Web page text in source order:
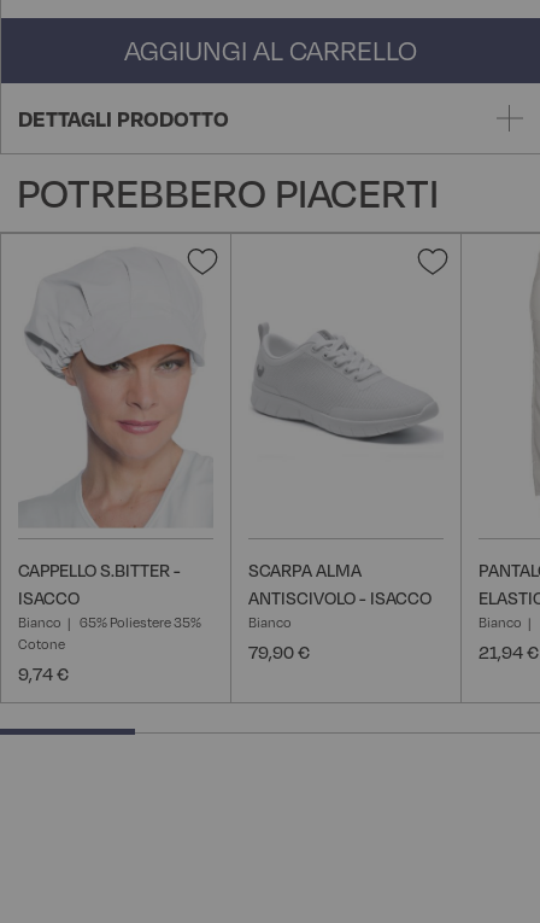
AGGIUNGI AL CARRELLO
DETTAGLI PRODOTTO
POTREBBERO PIACERTI
Aggiungi
desideri
CAPPELLO S.BITTER -
ISACCO
Bianco
65% Poliestere 35%
Cotone
9,74 €
Aggiungi
SCARPA ALMA
ANTISCIVOLO - ISACCO
Bianco
79,90 €
Bianco
21,94 €
25% completed